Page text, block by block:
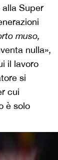
Super
muso,
nulla»,
il lavoro
si
cui
è solo